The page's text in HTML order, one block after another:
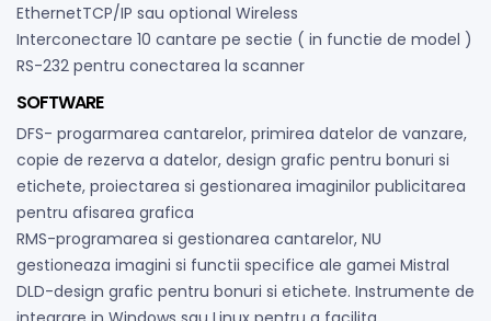
EthernetTCP/IP sau optional Wireless
Interconectare 10 cantare pe sectie ( in functie de model )
RS-232 pentru conectarea la scanner
SOFTWARE
DFS- progarmarea cantarelor, primirea datelor de vanzare,
copie de rezerva a datelor, design grafic pentru bonuri si
etichete, proiectarea si gestionarea imaginilor publicitarea
pentru afisarea grafica
RMS-programarea si gestionarea cantarelor, NU
gestioneaza imagini si functii specifice ale gamei Mistral
DLD-design grafic pentru bonuri si etichete. Instrumente de